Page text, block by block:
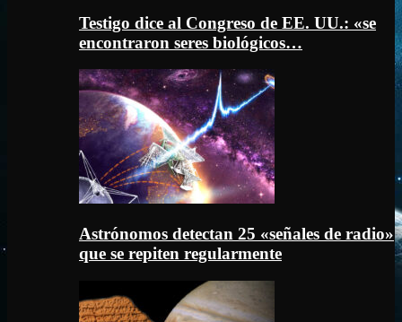
Testigo dice al Congreso de EE. UU.: «se
encontraron seres biológicos…
Astrónomos detectan 25 «señales de radio»
que se repiten regularmente